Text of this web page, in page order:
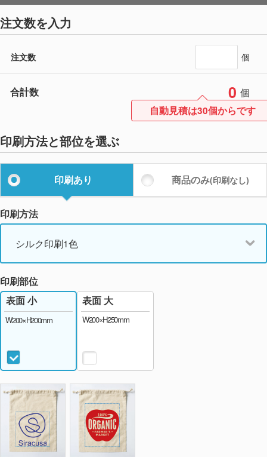
注文数を入力
注文数 個
合計数 0 個
自動見積は30個からです
印刷方法と部位を選ぶ
印刷あり 商品のみ(印刷なし)
印刷方法
シルク印刷1色
印刷部位
表面 小
W200×H200mm
表面 大
W200×H250mm